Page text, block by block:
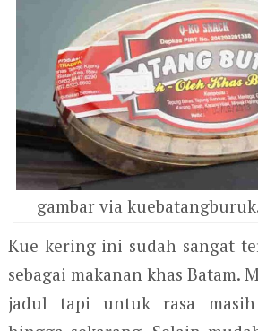
gambar via
Kue kering ini sudah sangat
sebagai makanan khas Batam.
jadul tapi untuk rasa